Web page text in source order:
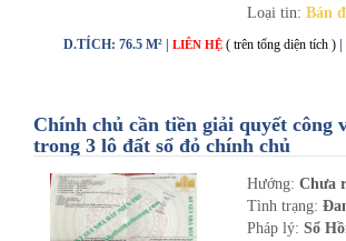
Loại tin: Bán
D.TÍCH: 76.5 M² | LIÊN HỆ ( trên tổng diện tích )
Chính chủ cần tiền giải quyết công
trong 3 lô đất sổ đỏ chính chủ
Hướng: Chưa
Tình trạng:
Pháp lý: Sổ